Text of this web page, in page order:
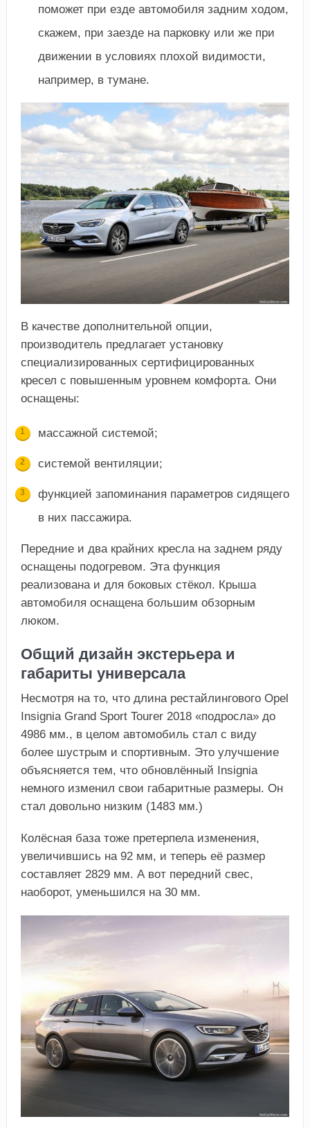
поможет при езде автомобиля задним ходом,
скажем, при заезде на парковку или же при
движении в условиях плохой видимости,
например, в тумане.
В качестве дополнительной опции,
производитель предлагает установку
специализированных сертифицированных
кресел с повышенным уровнем комфорта. Они
оснащены:
массажной системой;
системой вентиляции;
функцией запоминания параметров сидящего
в них пассажира.
Передние и два крайних кресла на заднем ряду
оснащены подогревом. Эта функция
реализована и для боковых стёкол. Крыша
автомобиля оснащена большим обзорным
люком.
Общий дизайн экстерьера и
габариты универсала
Несмотря на то, что длина рестайлингового Opel
Insignia Grand Sport Tourer 2018 «подросла» до
4986 мм., в целом автомобиль стал с виду
более шустрым и спортивным. Это улучшение
объясняется тем, что обновлённый Insignia
немного изменил свои габаритные размеры. Он
стал довольно низким (1483 мм.)
Колёсная база тоже претерпела изменения,
увеличившись на 92 мм, и теперь её размер
составляет 2829 мм. А вот передний свес,
наоборот, уменьшился на 30 мм.